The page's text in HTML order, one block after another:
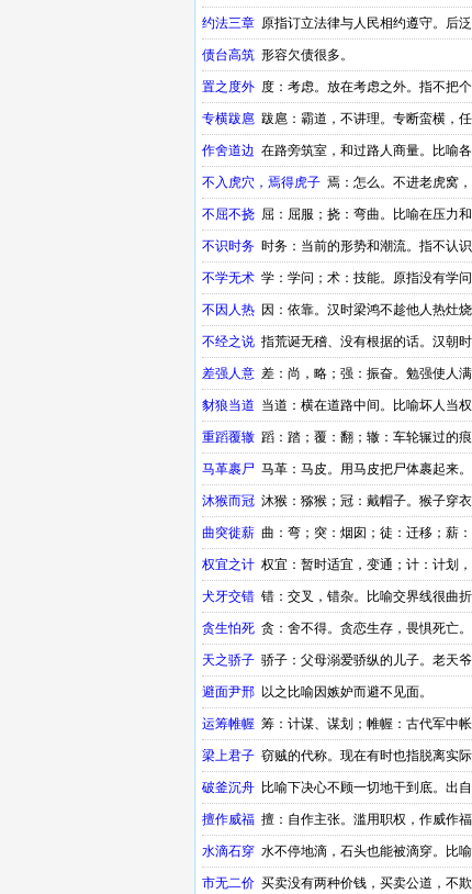
约法三章 原指订立法律与人民相约遵守。后
债台高筑 形容欠债很多。
置之度外 度：考虑。放在考虑之外。指不把
专横跋扈 跋扈：霸道，不讲理。专断蛮横，任
作舍道边 在路旁筑室，和过路人商量。比喻
不入虎穴，焉得虎子 焉：怎么。不进老虎窝
不屈不挠 屈：屈服；挠：弯曲。比喻在压力
不识时务 时务：当前的形势和潮流。指不认
不学无术 学：学问；术：技能。原指没有学
不因人热 因：依靠。汉时梁鸿不趁他人热灶
不经之说 指荒诞无稽、没有根据的话。汉朝
差强人意 差：尚，略；强：振奋。勉强使人满
豺狼当道 当道：横在道路中间。比喻坏人当
重蹈覆辙 蹈：踏；覆：翻；辙：车轮辗过的
马革裹尸 马革：马皮。用马皮把尸体裹起来
沐猴而冠 沐猴：猕猴；冠：戴帽子。猴子穿
曲突徙薪 曲：弯；突：烟囱；徒：迁移；薪
时期的成语
权宜之计 权宜：暂时适宜，变通；计：计划
犬牙交错 错：交叉，错杂。比喻交界线很曲
贪生怕死 贪：舍不得。贪恋生存，畏惧死亡
天之骄子 骄子：父母溺爱骄纵的儿子。老天
成语
避面尹邢 以之比喻因嫉妒而避不见面。
运筹帷幄 筹：计谋、谋划；帷幄：古代军中
梁上君子 窃贼的代称。现在有时也指脱离实际
破釜沉舟 比喻下决心不顾一切地干到底。出
擅作威福 擅：自作主张。滥用职权，作威作福
水滴石穿 水不停地滴，石头也能被滴穿。比
市无二价 买卖没有两种价钱，买卖公道，不